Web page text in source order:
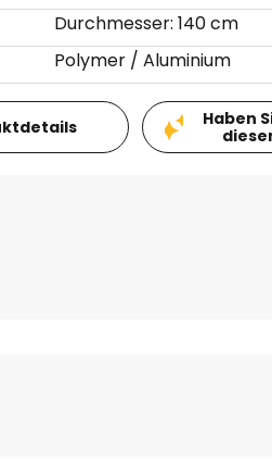
Durchmesser: 140 cm
Polymer / Aluminium
Haben